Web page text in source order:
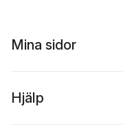
Mina sidor
Hjälp